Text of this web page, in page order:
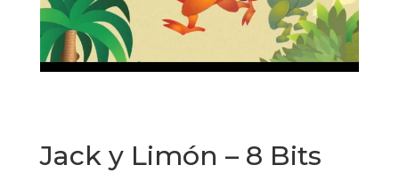
Jack y Limón – 8 Bits